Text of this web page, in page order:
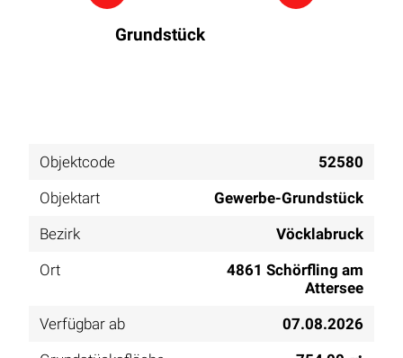
Grundstück
Objektcode
52580
Objektart
Gewerbe-Grundstück
Bezirk
Vöcklabruck
Ort
4861 Schörfling am
Attersee
Verfügbar ab
07.08.2026